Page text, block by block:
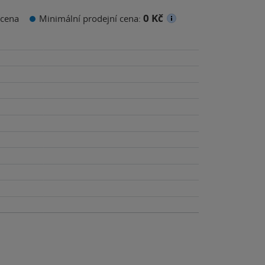
Minimální prodejní cena: 0 Kč